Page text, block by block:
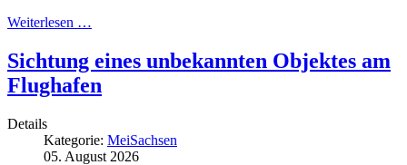
Weiterlesen …
Sichtung eines unbekannten Objektes am
Flughafen
Details
Kategorie: MeiSachsen
05. August 2026